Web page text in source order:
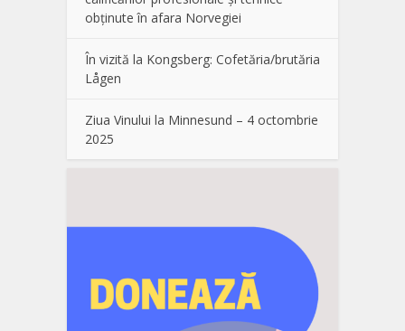
obținute în afara Norvegiei
În vizită la Kongsberg: Cofetăria/brutăria
Lågen
Ziua Vinului la Minnesund – 4 octombrie
2025